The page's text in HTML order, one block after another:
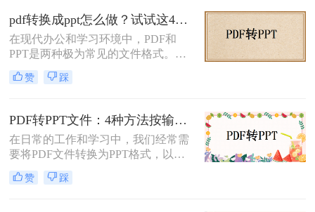
以便于编辑、演示或分享。那么PDF
如何转ppt呢？本文将详细介绍几种常
用的PDF转PPT的方法。
pdf转换成ppt怎么做？试试这4个转换方法！
在现代办公和学习环境中，PDF和
PPT是两种极为常见的文件格式。
PDF文件因其出色的稳定性和兼容性
而被广泛用于文档分享和存储，而
睐。然而，有时我们需要将PDF转换
为PPT以便进行编辑和演示。那么pdf
转换成ppt怎么做呢？本文将详细介绍
几种将PDF转换为PPT的方法。
赞 踩
PDF转PPT文件：4种方法按输出格式（pptx/ppt）和页数选择!
在日常的工作和学习中，我们经常需
要将PDF文件转换为PPT格式，以便
进行演示或编辑。那么如何将pdf转换
成ppt文件呢？本文将介绍四种常用的
赞 踩